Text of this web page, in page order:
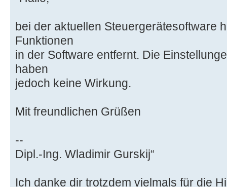
bei der aktuellen Steuergerätesoftware
Funktionen
in der Software entfernt. Die
haben
jedoch keine Wirkung.
Mit freundlichen Grüßen
--
Dipl.-Ing. Wladimir Gurskij“
Ich danke dir trotzdem vielmals für die